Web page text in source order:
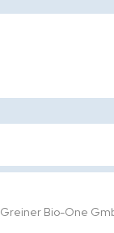
Greiner Bio-One